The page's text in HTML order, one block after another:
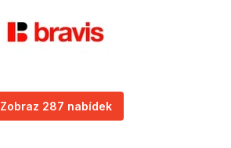
Zobraz 287 nabídek